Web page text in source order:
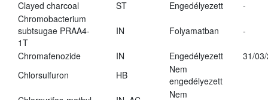
Clayed charcoal
ST Engedélyezett
-
Chromobacterium
subtsugae PRAA4-
1T
IN Folyamatban -
Chromafenozide IN Engedélyezett
31/
Chlorsulfuron
HB
Nem
engedélyezett
Nem